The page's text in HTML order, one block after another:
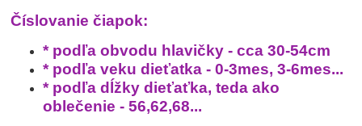
Číslovanie čiapok:
* podľa obvodu hlavičky - cca 30-54cm
* podľa veku dieťatka - 0-3mes, 3-6mes...
* podľa dĺžky dieťaťka, teda ako
oblečenie - 56,62,68...